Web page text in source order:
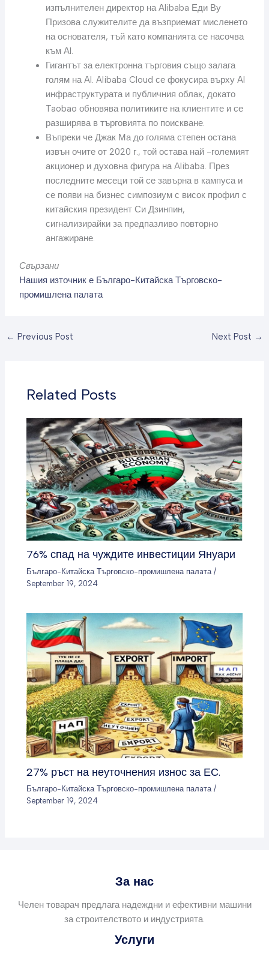
изпълнителен директор на Alibaba Еди Ву
Призова служителите да възприемат мисленето
на основателя, тъй като компанията се насочва
към AI.
Гигантът за електронна търговия също залага
голям на AI. Alibaba Cloud се фокусира върху AI
инфраструктурата и публичния облак, докато
Taobao обновява политиките на клиентите и се
разширява в търговията по поискване.
Въпреки че Джак Ма до голяма степен остана
извън очите от 2020 г., той остава най -големият
акционер и духовна фигура на Alibaba. През
последните месеци той се завърна в кампуса и
се появи на бизнес симпозиум с висок профил с
китайския президент Си Дзинпин,
сигнализирайки за предпазливо повторно
ангажиране.
Свързани
Нашия източник е Българо-Китайска Търговско-
промишлена палaта
← Previous Post Next Post →
Related Posts
76% спад на чуждите инвестиции Януари
Българо-Китайска Търговско-промишлена палaта /
September 19, 2024
27% ръст на неуточнения износ за ЕС.
Българо-Китайска Търговско-промишлена палaта/
September 19, 2024
За нас
Челен товарач предлага надеждни и ефективни машини
за строителството и индустрията.
Услуги